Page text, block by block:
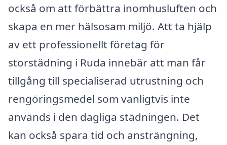
också om att förbättra inomhusluften och
skapa en mer hälsosam miljö. Att ta hjälp
av ett professionellt företag för
storstädning i Ruda innebär att man får
tillgång till specialiserad utrustning och
rengöringsmedel som vanligtvis inte
används i den dagliga städningen. Det
kan också spara tid och ansträngning,